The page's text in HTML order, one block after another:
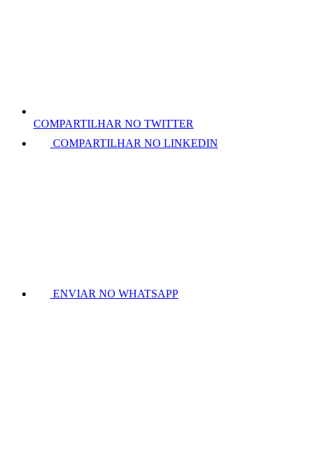
COMPARTILHAR NO TWITTER
COMPARTILHAR NO LINKEDIN
ENVIAR NO WHATSAPP